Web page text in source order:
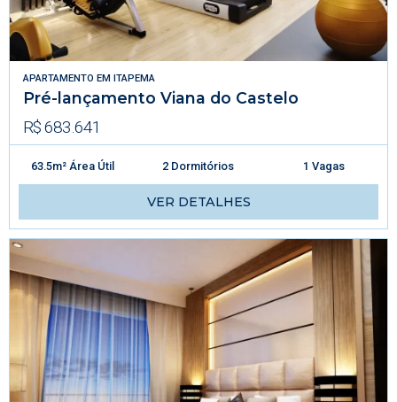
APARTAMENTO EM ITAPEMA
Pré-lançamento Viana do Castelo
R$ 683.641
63.5m² Área Útil 2 Dormitórios 1 Vagas
VER DETALHES